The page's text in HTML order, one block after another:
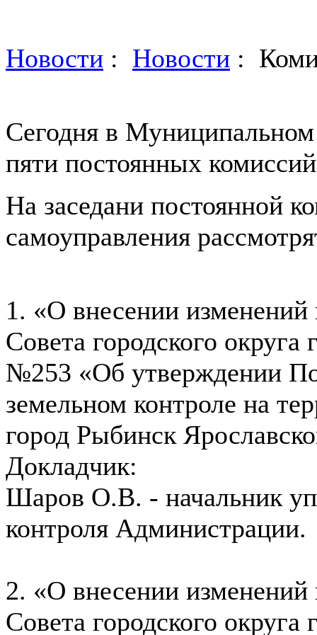
Новости : Новости :
Сегодня в Муниципальном
пяти постоянных
На заседани постоянной
самоуправления
1. «О внесении
Совета городского
№253 «Об утверждении
земельном контроле на
город Рыбинск
Докладчик:
Шаров О.В. - начальник
контроля Администрации.
2. «О внесении
Совета городского